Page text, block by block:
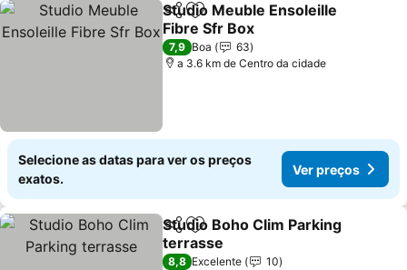
PartilharAdicionar aos favoritos
Studio Meuble Ensoleille
Fibre Sfr Box
7,9 Boa
63
a 3.6 km de Centro da cidade
Selecione as datas para ver os preços
exatos.
Ver preços
PartilharAdicionar aos favoritos
Studio Boho Clim Parking
terrasse
8,8 Excelente
10